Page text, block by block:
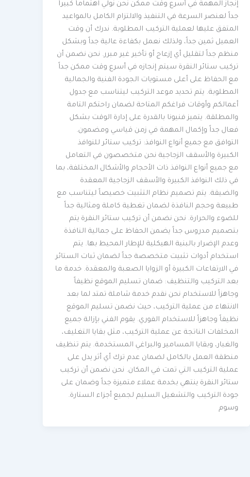
إنجاز المهمة في أسرع وقت ممكن نحن نولي اهتماماً كبيراً
جداً لعنصر السرعة في التنفيذ والالتزام الكامل بالمواعيد
المتفق عليها لعملية التركيب المطلوبة. ندرك أن وقت
العميل ثمين جداً، ولذلك نعمل بكفاءة عالية جداً وبشكل
منظم جداً لتقليل أي إزعاج أو تأخير غير مبرر. نحن نضمن أن
تركيب ستائر النقرة سيتم إنجازه في أسرع وقت ممكن جداً
مع الحفاظ على أعلى مستويات الجودة الفنية والجمالية
المطلوبة. يتم تحديد موعد التركيب ليتناسب مع جدول
أعمالكم وأوقات فراغكم المتاحة لضمان راحتكم التامة
والمطلقة. يتميز فنيونا بالقدرة على إدارة الوقت بشكل
فعال جداً وإكمال المهمة في زمن قياسي ومضمون.
التوافق مع جميع أنواع النوافذ: تركيب ستائر للنوافذ
الكبيرة والأسقف الزجاجية نحن متخصصون في التعامل
مع جميع أنواع النوافذ ذات الأحجام والأشكال المختلفة، بما
في ذلك النوافذ الكبيرة والأسقف الزجاجية المعقدة
والضيقة. يتم تصميم نظام التثبيت خصيصاً ليتناسب مع
طبيعة وحجم النافذة لضمان تغطية كاملة ومثالية جداً
للضوء والحرارة. نحن نضمن أن تركيب ستائر النقرة يتم
بتصميم مدروس جداً يضمن الحفاظ على جمالية النافذة
وعدم الإضرار بالبنية الهيكلية للإطار المحيط بها. يتم
استخدام أدوات تثبيت متخصصة جداً لضمان ثبات الستائر
في الارتفاعات الكبيرة أو الزوايا الصعبة والمعقدة. خدمة ما
بعد التركيب والتنظيف: ضمان تسليم الموقع نظيفاً
وجاهزاً للاستخدام نحن نقدم خدمة شاملة تمتد لما بعد
الانتهاء من عملية التركيب، حيث نضمن تسليم الموقع
نظيفاً وجاهزاً للاستخدام الفوري. يقوم الفني بإزالة جميع
المخلفات الناتجة عن عملية التركيب، مثل بقايا التغليف،
والغبار، وبقايا المسامير والبراغي المستخدمة. يتم تنظيف
منطقة العمل بالكامل لضمان عدم ترك أي أثر يدل على
عملية التركيب التي تمت في المكان. نحن نضمن أن تركيب
ستائر النقرة ينتهي بخدمة عملاء متميزة جداً وضمان على
جودة التركيب والتشغيل السليم لجميع أجزاء الستارة.
وسوم